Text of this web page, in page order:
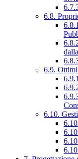
6.8.
6.9.
6.10.